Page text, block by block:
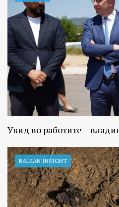
Увид во работите –
BALKAN INSIGHT